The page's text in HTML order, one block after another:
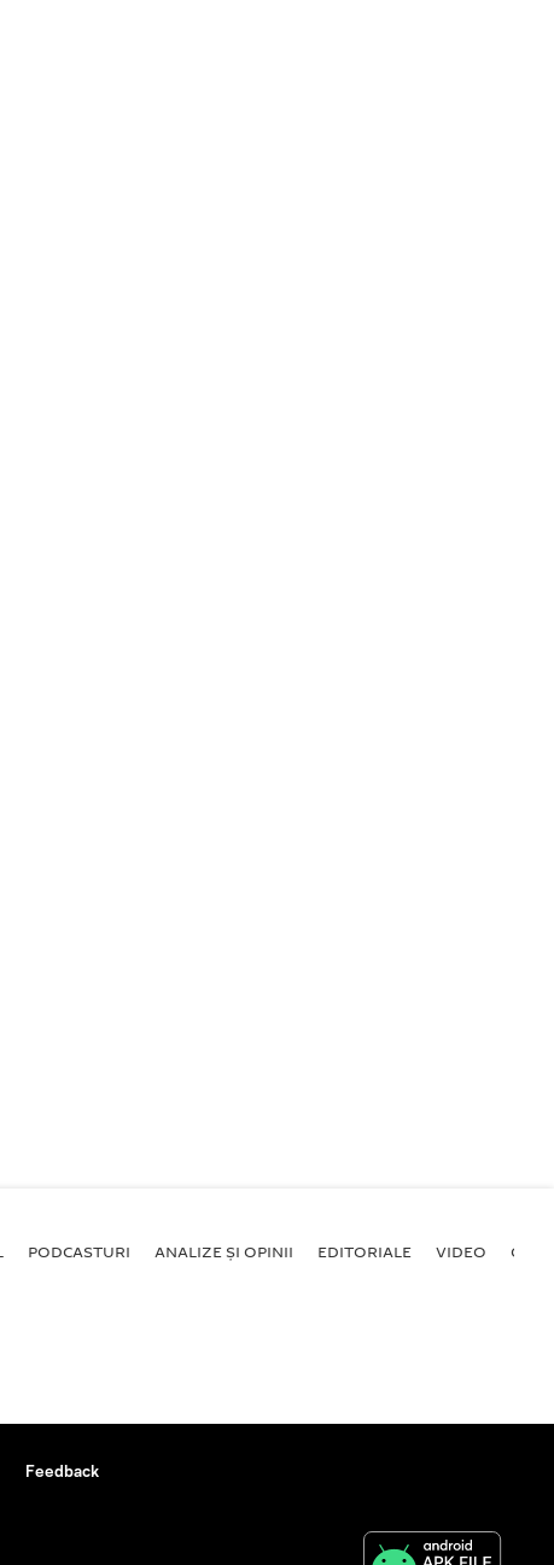
PODCASTURI ANALIZE ȘI OPINII EDITORIALE VIDEO
Feedback